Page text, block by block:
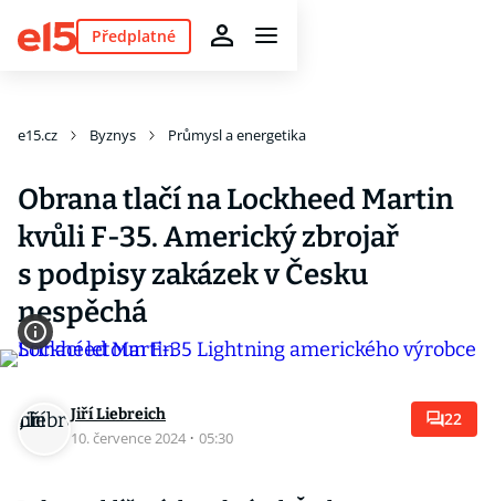
Předplatné
e15.cz Byznys Průmysl a energetika
Obrana tlačí na Lockheed Martin
kvůli F-35. Americký zbrojař
s podpisy zakázek v Česku
nespěchá
Jiří Liebreich
10. července 2024 · 05:30
22